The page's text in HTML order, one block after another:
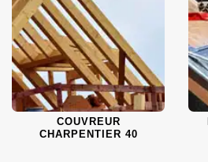
COUVREUR
CHARPENTIER 40